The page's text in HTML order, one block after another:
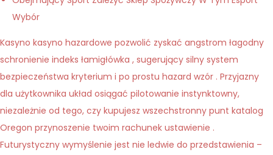
Wybór
Kasyno kasyno hazardowe pozwolić zyskać angstrom łagodny
schronienie indeks łamigłówka , sugerujący silny system
bezpieczeństwa kryterium i po prostu hazard wzór . Przyjazny
dla użytkownika układ osiągać pilotowanie instynktowny,
niezależnie od tego, czy kupujesz wszechstronny punt katalog
Oregon przynoszenie twoim rachunek ustawienie .
Futurystyczny wymyślenie jest nie ledwie do przedstawienia –